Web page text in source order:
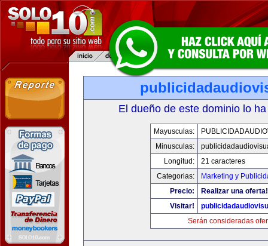
El dueño de este dominio lo
Mayusculas:
Minusculas:
Longitud:
21 caracteres
Categorias:
Marketing y
Precio:
Realizar una oferta!
Visitar!
Serán consideradas